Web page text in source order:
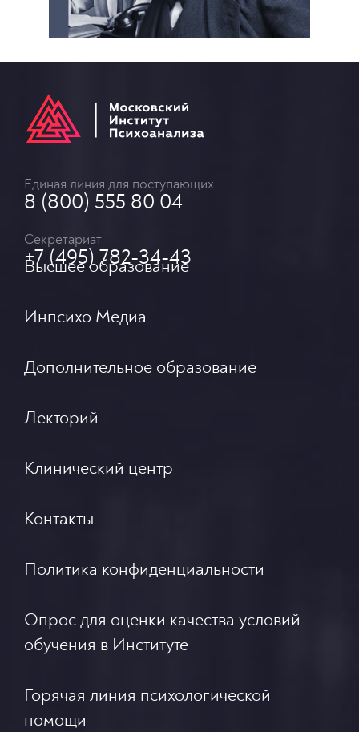
Единая линия для поступающих
8 (800) 555 80 04
Секретариат
+7 (495) 782-34-43
Высшее образование
Инпсихо Медиа
Дополнительное образование
Лекторий
Клинический центр
Контакты
Политика конфиденциальности
Опрос для оценки качества условий
обучения в Институте
Горячая линия психологической
помощи